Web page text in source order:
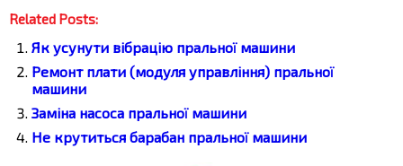
Related Posts:
Як усунути вібрацію пральної машини
Ремонт плати (модуля управління) пральної
машини
Заміна насоса пральної машини
Не крутиться барабан пральної машини